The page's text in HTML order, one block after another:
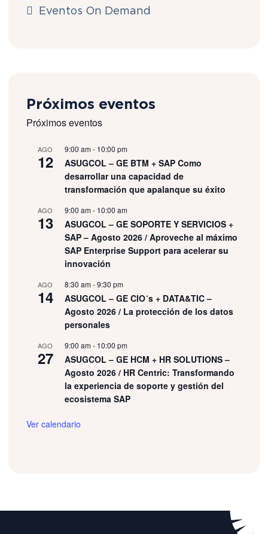
Eventos On Demand
Próximos eventos
Próximos eventos
AGO
12
9:00 am- 10:00 pm
ASUGCOL – GE BTM + SAP Como
desarrollar una capacidad de
transformación que apalanque su éxito​
AGO
13
9:00 am- 10:00 am
ASUGCOL – GE SOPORTE Y SERVICIOS +
SAP – Agosto 2026 / Aproveche al máximo
SAP Enterprise Support para acelerar su
innovación
AGO
14
8:30 am-9:30 pm
ASUGCOL – GE CIO´s + DATA&TIC –
Agosto 2026 / La protección de los datos
personales
AGO
27
9:00 am- 10:00 pm
ASUGCOL – GE HCM + HR SOLUTIONS –
Agosto 2026 / HR Centric: Transformando
la experiencia de soporte y gestión del
ecosistema SAP​
Ver calendario